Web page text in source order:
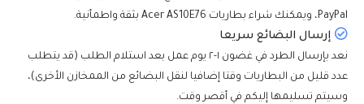
PayPal، ويمكنك شراء بطاريات Acer AS10E76 بثقة واطمأنية.
إرسال البضائع سريعا
نعد بإرسال الطرد في غضون ١-٢ يوم عمل بعد استلام الطلب (قد يتطلب
عدد قليل من البطاريات وقتا إضافيا لنقل البضائع من الممخازن الأخرى)،
وسيتم تسليمها إليكم في أقصر وقت.